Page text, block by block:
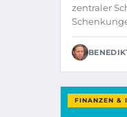
zentraler
FINANZEN &